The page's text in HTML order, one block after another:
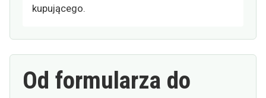
kupującego.
Od formularza do